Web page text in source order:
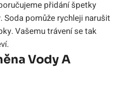
přidání špetky
Soda pomůže rychleji narušit
Vašemu trávení se tak
Vody A